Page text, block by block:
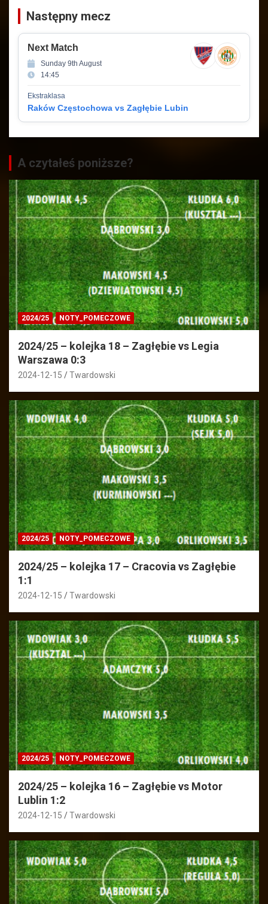
Następny mecz
Next Match
Sunday 9th August
14:45
Ekstraklasa
Raków Częstochowa vs Zagłębie Lubin
A czytałeś poniższe?
2024/25 NOTY_POMECZOWE
2024/25 – kolejka 18 – Zagłębie vs Legia
Warszawa 0:3
2024-12-15 Twardowski
2024/25 NOTY_POMECZOWE
2024/25 – kolejka 17 – Cracovia vs Zagłębie
1:1
2024-12-15 Twardowski
2024/25 NOTY_POMECZOWE
2024/25 – kolejka 16 – Zagłębie vs Motor
Lublin 1:2
2024-12-15 Twardowski